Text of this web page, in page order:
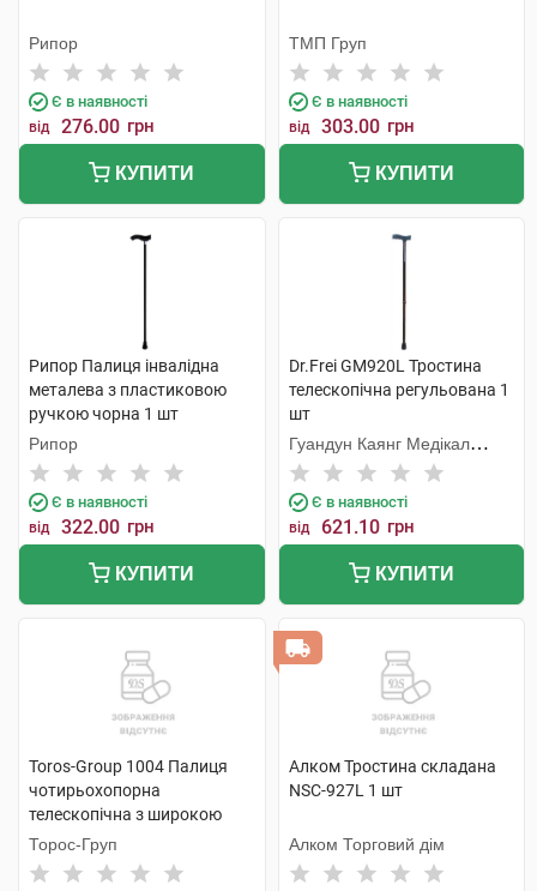
Рипор
Є в наявності
від 276.00 грн
КУПИТИ
ТМП Груп
Є в наявності
від 303.00 грн
КУПИТИ
Рипор Палиця інвалідна
металева з пластиковою
ручкою чорна 1 шт
Рипор
Є в наявності
від 322.00 грн
КУПИТИ
Dr.Frei GM920L Тростина
телескопічна регульована 1
шт
Гуандун Каянг Медікал
Технолоджі
Є в наявності
від 621.10 грн
КУПИТИ
Toros-Group 1004 Палиця
чотирьохопорна
телескопічна з широкою
основою 1 шт
Торос-Груп
Алком Тростина складана
NSC-927L 1 шт
Алком Торговий дім